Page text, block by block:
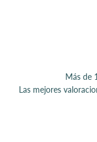
Más de
Las mejores